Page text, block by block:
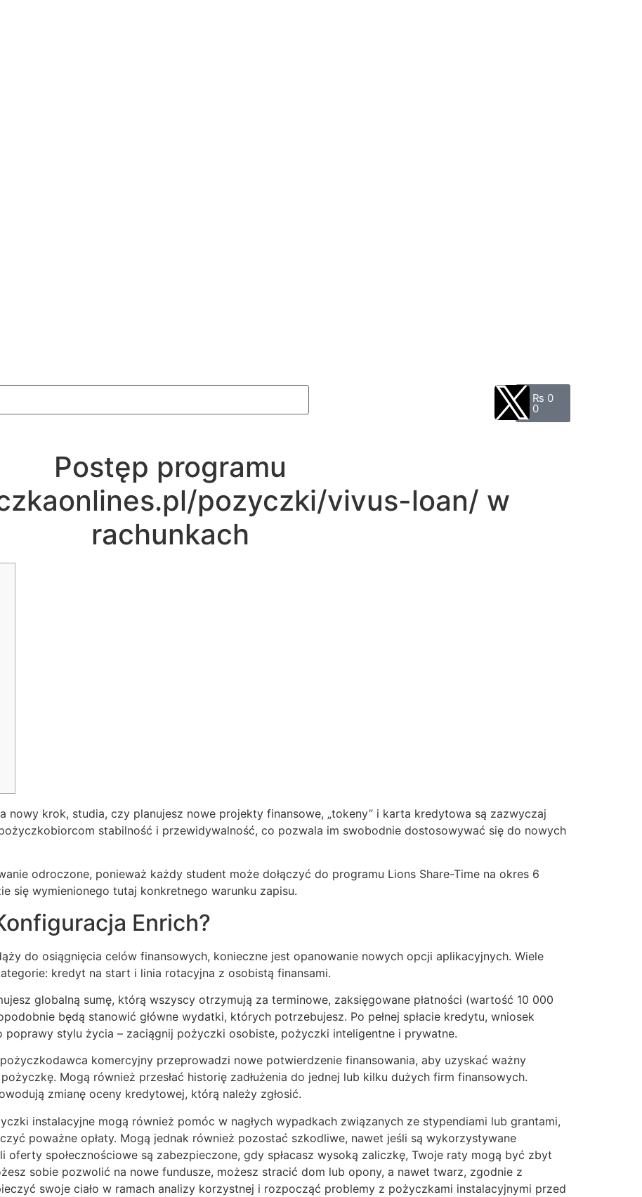
₨ 0
0
Postęp programu
pozyczki/vivus-loan/ w
rachunkach
nowy krok, studia, czy planujesz nowe projekty finansowe, „tokeny” i karta kredytowa są zazwyczaj
stabilność i przewidywalność, co pozwala im swobodnie dostosowywać się do nowych
odroczone, ponieważ każdy student może dołączyć do programu Lions Share-Time na okres 6
się wymienionego tutaj konkretnego warunku zapisu.
Enrich?
do osiągnięcia celów finansowych, konieczne jest opanowanie nowych opcji aplikacyjnych. Wiele
kredyt na start i linia rotacyjna z osobistą finansami.
globalną sumę, którą wszyscy otrzymują za terminowe, zaksięgowane płatności (wartość 10 000
będą stanowić główne wydatki, których potrzebujesz. Po pełnej spłacie kredytu, wniosek
stylu życia – zaciągnij pożyczki osobiste, pożyczki inteligentne i prywatne.
komercyjny przeprowadzi nowe potwierdzenie finansowania, aby uzyskać ważny
Mogą również przesłać historię zadłużenia do jednej lub kilku dużych firm finansowych.
zmianę oceny kredytowej, którą należy zgłosić.
instalacyjne mogą również pomóc w nagłych wypadkach związanych ze stypendiami lub grantami,
poważne opłaty. Mogą jednak również pozostać szkodliwe, nawet jeśli są wykorzystywane
oferty społecznościowe są zabezpieczone, gdy spłacasz wysoką zaliczkę, Twoje raty mogą być zbyt
sobie pozwolić na nowe fundusze, możesz stracić dom lub opony, a nawet twarz, zgodnie z
swoje ciało w ramach analizy korzystnej i rozpocząć problemy z pożyczkami instalacyjnymi przed